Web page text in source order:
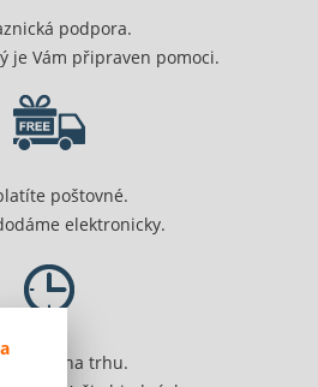
podpora.
je Vám připraven pomoci.
poštovné.
elektronicky.
20 let na trhu.